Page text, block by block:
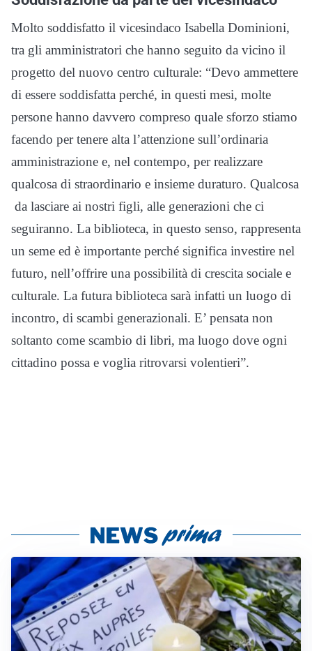
Molto soddisfatto il vicesindaco Isabella Dominioni,
tra gli amministratori che hanno seguito da vicino il
progetto del nuovo centro culturale: “Devo ammettere
di essere soddisfatta perché, in questi mesi, molte
persone hanno davvero compreso quale sforzo stiamo
facendo per tenere alta l’attenzione sull’ordinaria
amministrazione e, nel contempo, per realizzare
qualcosa di straordinario e insieme duraturo. Qualcosa
da lasciare ai nostri figli, alle generazioni che ci
seguiranno. La biblioteca, in questo senso, rappresenta
un seme ed è importante perché significa investire nel
futuro, nell’offrire una possibilità di crescita sociale e
culturale. La futura biblioteca sarà infatti un luogo di
incontro, di scambi generazionali. E’ pensata non
soltanto come scambio di libri, ma luogo dove ogni
cittadino possa e voglia ritrovarsi volentieri”.